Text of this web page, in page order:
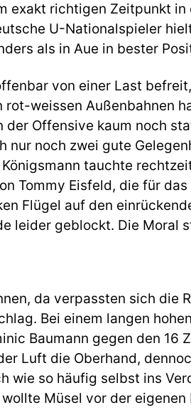
exakt richtigen Zeitpunkt
U-Nationalspieler
als in Aue in bester
von einer Last
weissen Außenbahnen
der Offensive kaum noch
nur noch zwei gute
tauchte
Tommy Eisfeld, die für
Flügel auf den
leider geblockt. Die Moral
da verpassten sich die
Bei einem langen
Baumann gegen den 16
Luft die Oberhand,
wie so häufig selbst ins
Müsel vor der eigenen